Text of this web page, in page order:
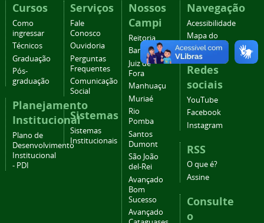
Cursos
Como
ingressar
Técnicos
Graduação
Pós-
graduação
Planejamento
Institucional
Plano de
Desenvolvimento
Institucional
- PDI
Serviços
Fale
Conosco
Ouvidoria
Perguntas
Frequentes
Comunicação
Social
Sistemas
Sistemas
Institucionais
Nossos
Campi
Reitoria
Barbacena
Juiz de
Fora
Manhuaçu
Muriaé
Rio
Pomba
Santos
Dumont
São João
del-Rei
Avançado
Bom
Sucesso
Avançado
Navegação
Acessibilidade
Mapa do
site
Redes
sociais
YouTube
Facebook
Instagram
RSS
O que é?
Assine
Consulte
o